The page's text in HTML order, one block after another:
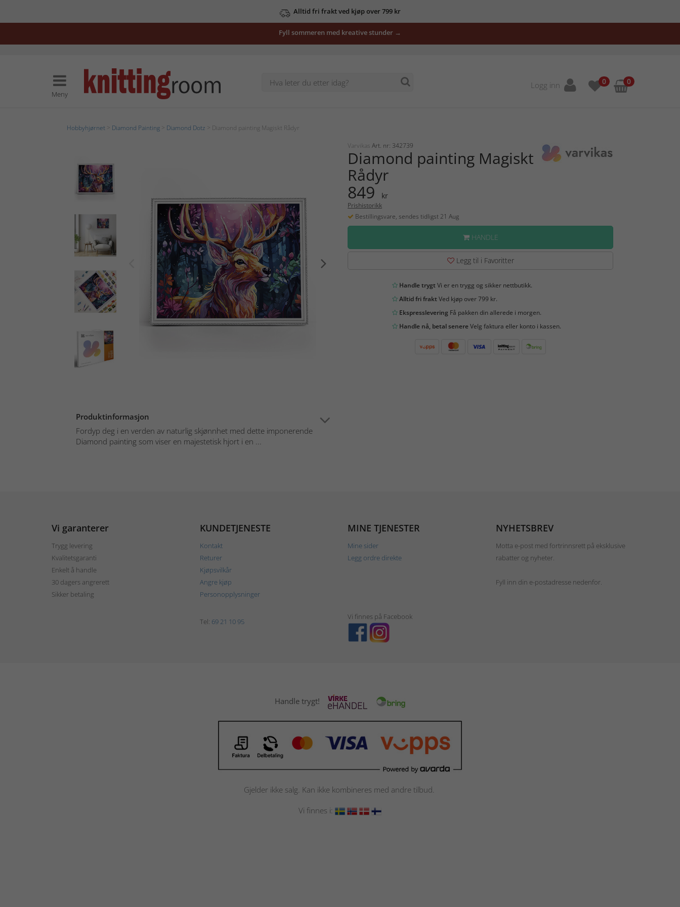
Alltid fri frakt ved kjøp over 799 kr
Fyll sommeren med kreative stunder →
Meny
Logg inn 0 0
Hobbyhjørnet Diamond Painting Diamond Dotz > Diamond painting Magiskt Rådyr
Produktinformasjon
Fordyp deg i en verden av naturlig skjønnhet med dette imponerende
Diamond painting som viser en majestetisk hjort i en ...
Varvikas Art. nr: 342739
Diamond painting Magiskt
Rådyr
849 kr
Prishistorikk
Bestillingsvare, sendes tidligst 21 Aug
HANDLE
Legg til i Favoritter
Handle trygtVi er en trygg og sikker nettbutikk.
Alltid fri fraktVed kjøp over 799 kr.
EkspressleveringFå pakken din allerede i morgen.
Handle nå, betal senereVelg faktura eller konto i kassen.
Vi garanterer
Trygg levering
Kvalitetsgaranti
Enkelt å handle
30 dagers angrerett
Sikker betaling
KUNDETJENESTE
Kontakt
Returer
Kjøpsvilkår
Angre kjøp
Personopplysninger
MINE TJENESTER
Mine sider
Legg ordre direkte
NYHETSBREV
Motta e-post med fortrinnsrett på eksklusive
rabatter og nyheter.
Fyll inn din e-postadresse nedenfor.
Tel: 69 21 10 95
Vi finnes på Facebook
Handle trygt!
Gjelder ikke salg. Kan ikke kombineres med andre tilbud.
Vi finnes i: